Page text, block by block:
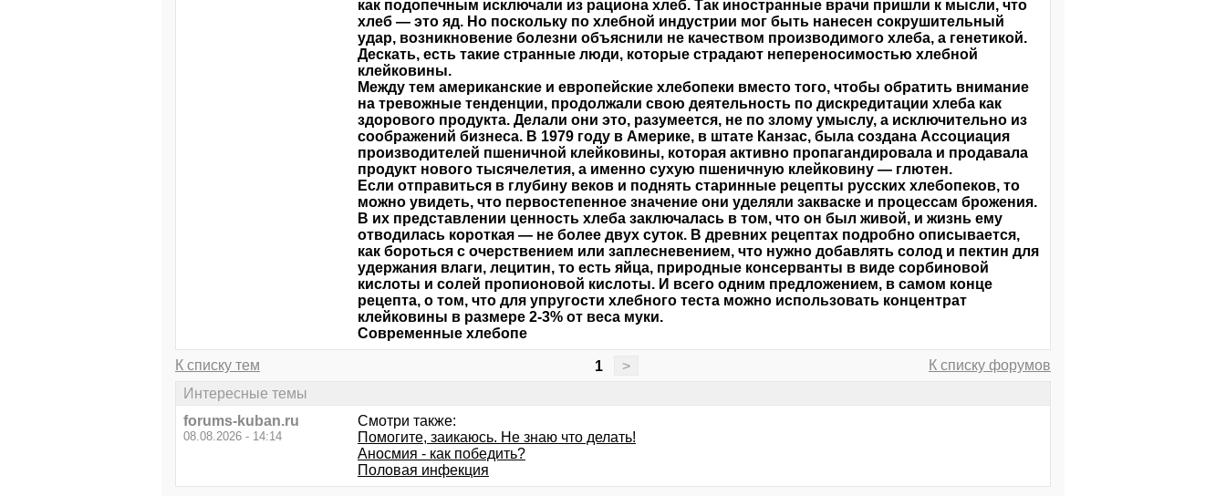
как подопечным исключали из рациона хлеб. Так иностранные врачи пришли к мысли, что
хлеб — это яд. Но поскольку по хлебной индустрии мог быть нанесен сокрушительный
удар, возникновение болезни объяснили не качеством производимого хлеба, а генетикой.
Дескать, есть такие странные люди, которые страдают непереносимостью хлебной
клейковины.
Между тем американские и европейские хлебопеки вместо того, чтобы обратить внимание
на тревожные тенденции, продолжали свою деятельность по дискредитации хлеба как
здорового продукта. Делали они это, разумеется, не по злому умыслу, а исключительно из
соображений бизнеса. В 1979 году в Америке, в штате Канзас, была создана Ассоциация
производителей пшеничной клейковины, которая активно пропагандировала и продавала
продукт нового тысячелетия, а именно сухую пшеничную клейковину — глютен.
Если отправиться в глубину веков и поднять старинные рецепты русских хлебопеков, то
можно увидеть, что первостепенное значение они уделяли закваске и процессам брожения.
В их представлении ценность хлеба заключалась в том, что он был живой, и жизнь ему
отводилась короткая — не более двух суток. В древних рецептах подробно описывается,
как бороться с очерствением или заплесневением, что нужно добавлять солод и пектин для
удержания влаги, лецитин, то есть яйца, природные консерванты в виде сорбиновой
кислоты и солей пропионовой кислоты. И всего одним предложением, в самом конце
рецепта, о том, что для упругости хлебного теста можно использовать концентрат
клейковины в размере 2-3% от веса муки.
Современные хлебопе
К списку тем 1 >
К списку форумов
Интересные темы
forums-kuban.ru
08.08.2026 - 14:14
Смотри также:
Помогите, заикаюсь. Не знаю что делать!
Аносмия - как победить?
Половая инфекция